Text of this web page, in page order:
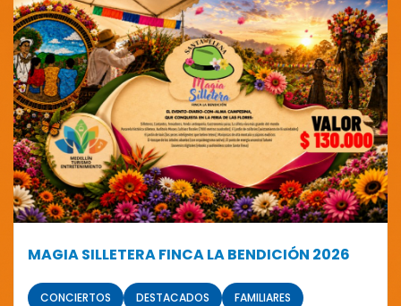
MAGIA SILLETERA FINCA LA BENDICIÓN 2026
CONCIERTOS DESTACADOS
FAMILIARES